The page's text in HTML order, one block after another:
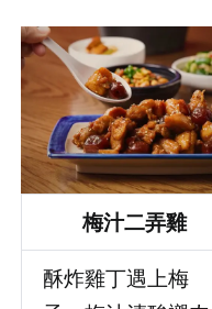
梅汁二弄雞
酥炸雞丁遇上梅